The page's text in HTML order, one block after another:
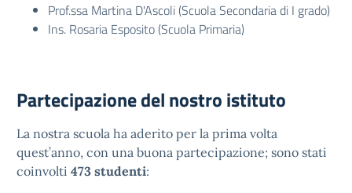
Prof.ssa Martina D'Ascoli (Scuola Secondaria di I grado)
Ins. Rosaria Esposito (Scuola Primaria)
Partecipazione del nostro istituto
La nostra scuola ha aderito per la prima volta
quest’anno, con una buona partecipazione; sono stati
coinvolti 473 studenti: